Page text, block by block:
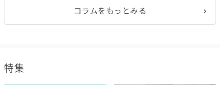
コラムをもっとみる
特集